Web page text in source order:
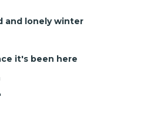
and lonely winter
it's been here